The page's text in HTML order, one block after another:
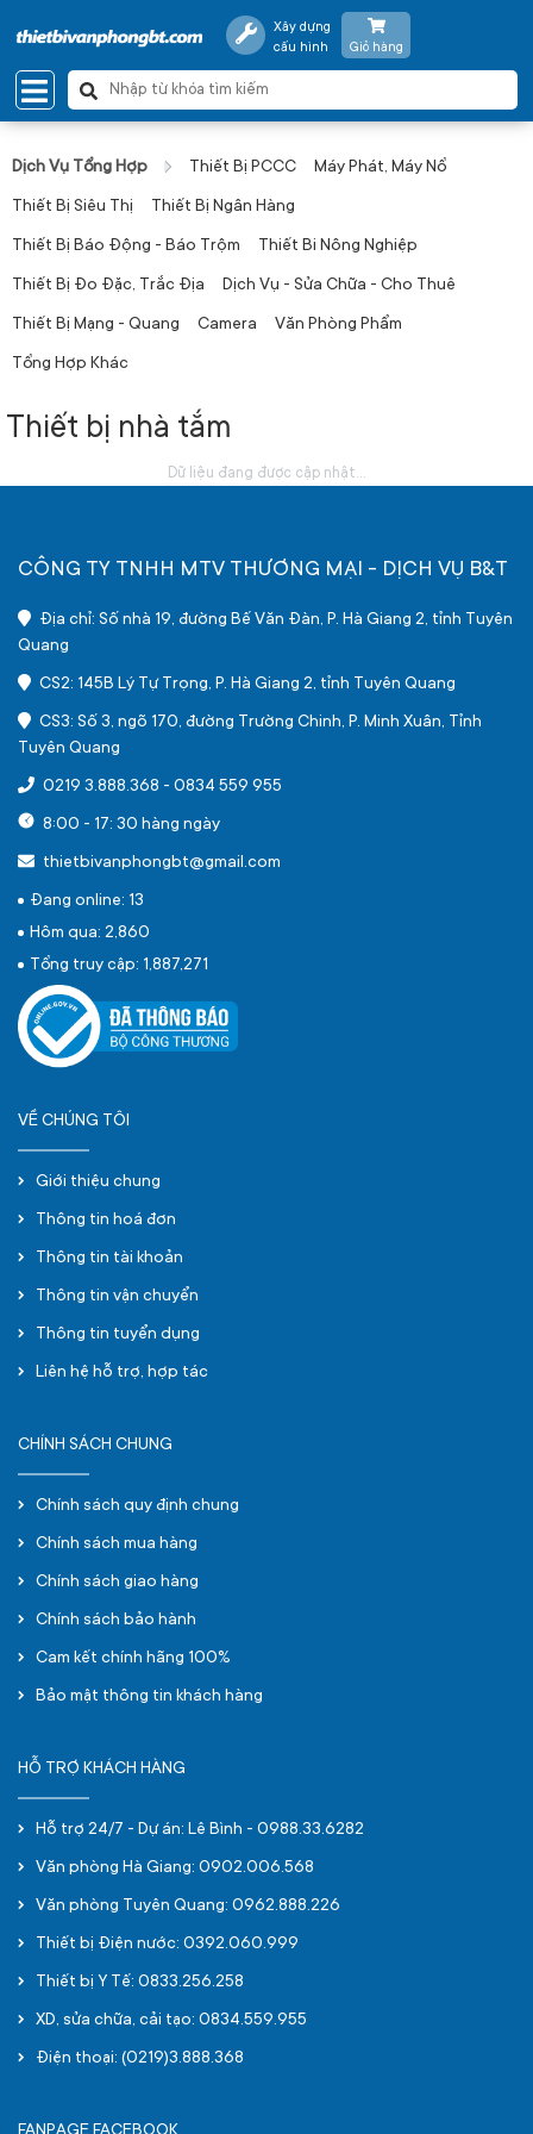
Xây dựng
cấu hình
Giỏ hàng
Dịch Vụ Tổng Hợp Thiết Bị PCCC Máy Phát, Máy Nổ
Thiết Bị Siêu Thị Thiết Bị Ngân Hàng
Thiết Bị Báo Động - Báo Trộm Thiết Bi Nông Nghiệp
Thiết Bị Đo Đặc, Trắc Địa Dịch Vụ - Sửa Chữa - Cho Thuê
Thiết Bị Mạng - Quang Camera Văn Phòng Phẩm
Tổng Hợp Khác
Thiết bị nhà tắm
Dữ liệu đang được cập nhật...
CÔNG TY TNHH MTV THƯƠNG MẠI - DỊCH VỤ B&T
Địa chỉ: Số nhà 19, đường Bế Văn Đàn, P. Hà Giang 2, tỉnh Tuyên
Quang
CS2: 145B Lý Tự Trọng, P. Hà Giang 2, tỉnh Tuyên Quang
CS3: Số 3, ngõ 170, đường Trường Chinh, P. Minh Xuân, Tỉnh
Tuyên Quang
0219 3.888.368 - 0834 559 955
8:00 - 17: 30 hàng ngày
thietbivanphongbt@gmail.com
Đang online: 13
Hôm qua: 2,860
Tổng truy cập: 1,887,271
VỀ CHÚNG TÔI
Giới thiệu chung
Thông tin hoá đơn
Thông tin tài khoản
Thông tin vận chuyển
Thông tin tuyển dụng
Liên hệ hỗ trợ, hợp tác
CHÍNH SÁCH CHUNG
Chính sách quy định chung
Chính sách mua hàng
Chính sách giao hàng
Chính sách bảo hành
Cam kết chính hãng 100%
Bảo mật thông tin khách hàng
HỖ TRỢ KHÁCH HÀNG
Hỗ trợ 24/7 - Dự án: Lê Bình - 0988.33.6282
Văn phòng Hà Giang: 0902.006.568
Văn phòng Tuyên Quang: 0962.888.226
Thiết bị Điện nước: 0392.060.999
Thiết bị Y Tế: 0833.256.258
XD, sửa chữa, cải tạo: 0834.559.955
Điện thoại: (0219)3.888.368